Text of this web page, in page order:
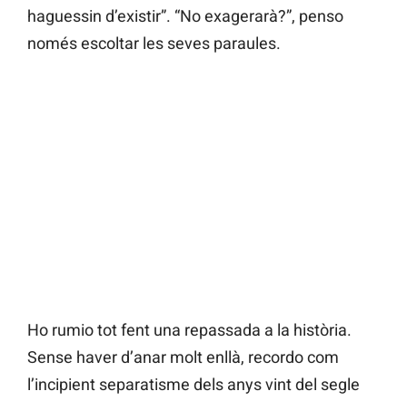
haguessin d’existir”. “No exagerarà?”, penso
només escoltar les seves paraules.
Ho rumio tot fent una repassada a la història.
Sense haver d’anar molt enllà, recordo com
l’incipient separatisme dels anys vint del segle